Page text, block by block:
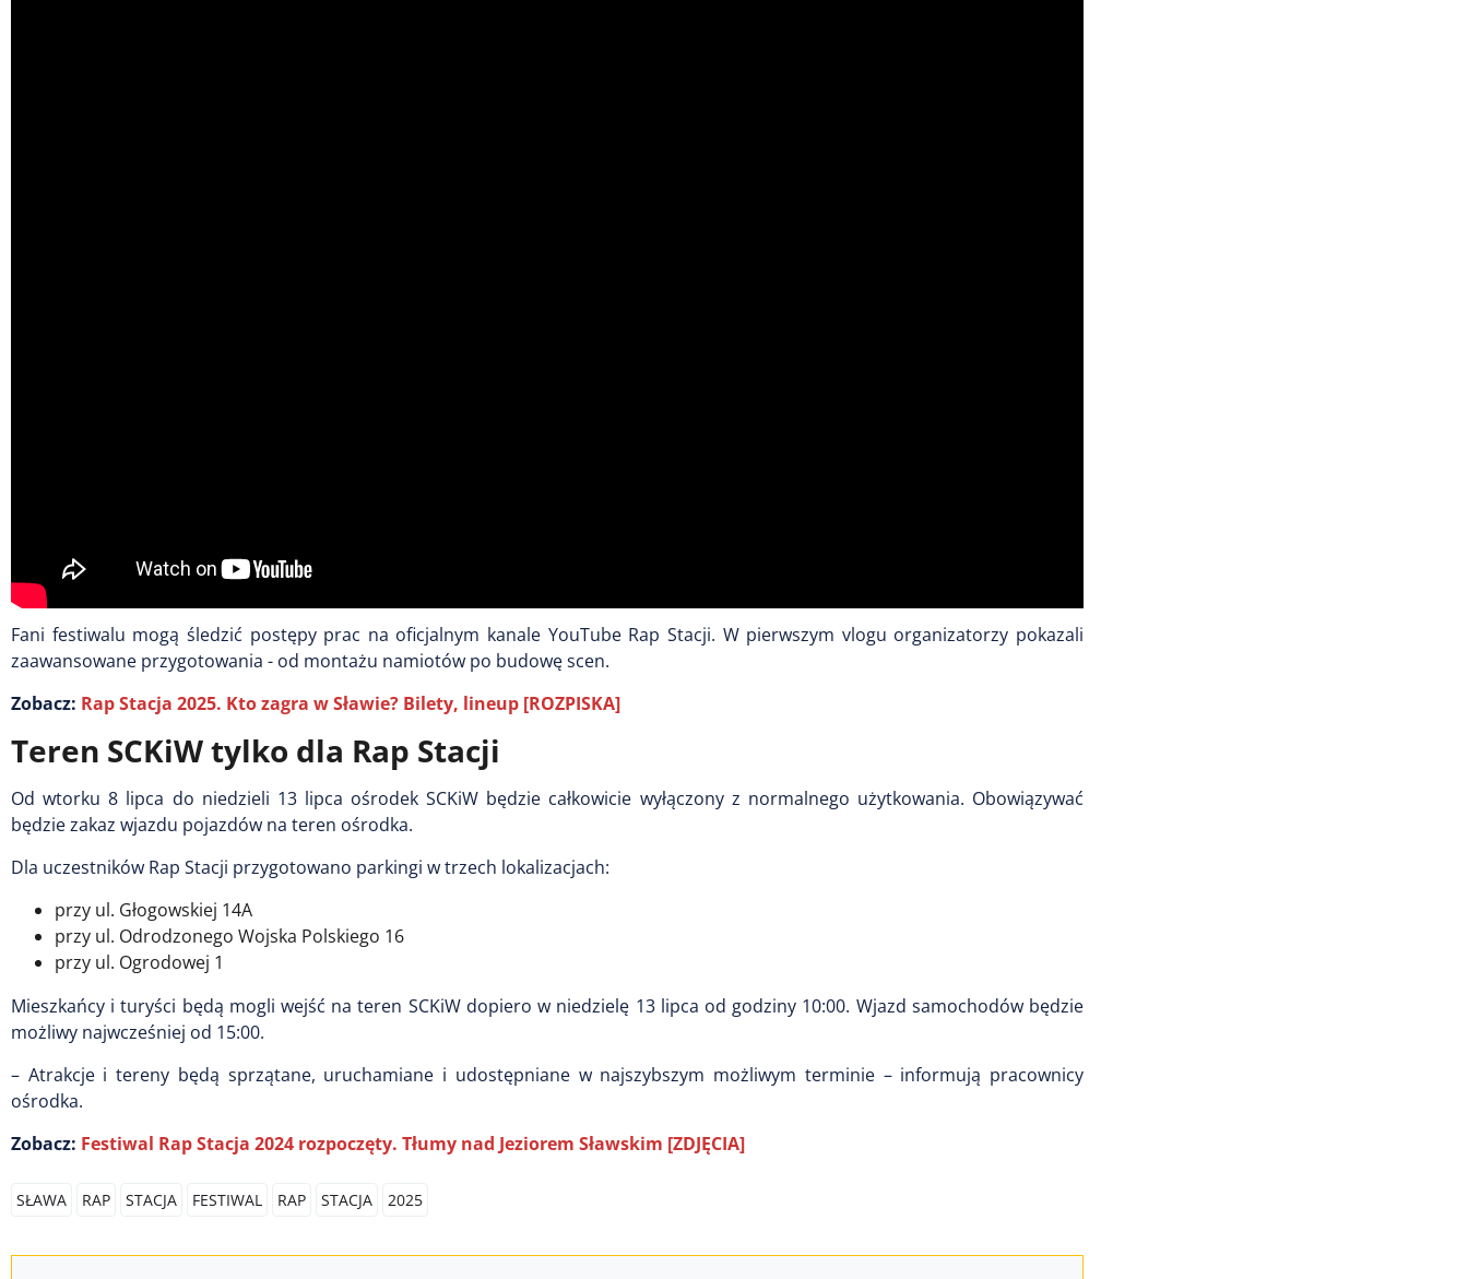
Fani festiwalu mogą śledzić postępy prac na oficjalnym kanale YouTube Rap Stacji. W pierwszym vlogu organizatorzy pokazali
zaawansowane przygotowania - od montażu namiotów po budowę scen.
Zobacz: Rap Stacja 2025. Kto zagra w Sławie? Bilety, lineup [ROZPISKA]
Teren SCKiW tylko dla Rap Stacji
Od wtorku 8 lipca do niedzieli 13 lipca ośrodek SCKiW będzie całkowicie wyłączony z normalnego użytkowania. Obowiązywać
będzie zakaz wjazdu pojazdów na teren ośrodka.
Dla uczestników Rap Stacji przygotowano parkingi w trzech lokalizacjach:
przy ul. Głogowskiej 14A
przy ul. Odrodzonego Wojska Polskiego 16
przy ul. Ogrodowej 1
Mieszkańcy i turyści będą mogli wejść na teren SCKiW dopiero w niedzielę 13 lipca od godziny 10:00. Wjazd samochodów będzie
możliwy najwcześniej od 15:00.
– Atrakcje i tereny będą sprzątane, uruchamiane i udostępniane w najszybszym możliwym terminie – informują pracownicy
ośrodka.
Zobacz: Festiwal Rap Stacja 2024 rozpoczęty. Tłumy nad Jeziorem Sławskim [ZDJĘCIA]
SŁAWA RAP STACJA FESTIWAL RAP STACJA 2025